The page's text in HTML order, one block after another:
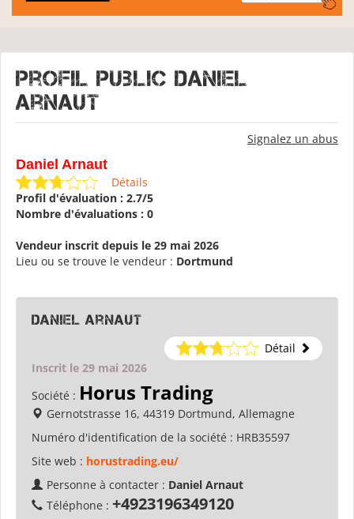
Profil public Daniel
Arnaut
Signalez un abus
Daniel Arnaut
Détails
Profil d'évaluation : 2.7/5
Nombre d'évaluations : 0
Vendeur inscrit depuis le 29 mai 2026
Lieu ou se trouve le vendeur : Dortmund
Daniel Arnaut
Détail
Inscrit le 29 mai 2026
Société : Horus Trading
Gernotstrasse 16, 44319 Dortmund, Allemagne
Numéro d'identification de la société : HRB35597
Site web : horustrading.eu/
Personne à contacter : Daniel Arnaut
Téléphone : +4923196349120